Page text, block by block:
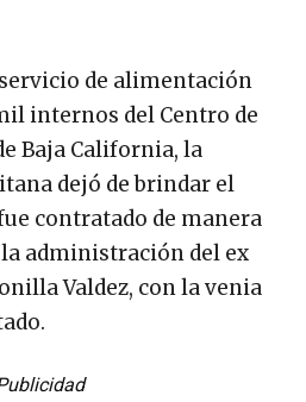
de alimentación
internos del Centro de
Baja California, la
dejó de brindar el
contratado de manera
administración del ex
Valdez, con la venia